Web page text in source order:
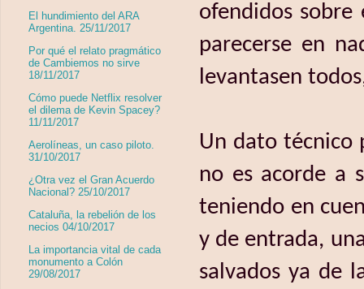
ofendidos
parecerse en
levantasen
Un dato técnico
no es acorde a
teniendo en
y de entrada,
salvados ya de
El hundimiento del ARA
Argentina. 25/11/2017
Por qué el relato pragmático
de Cambiemos no sirve
18/11/2017
Cómo puede Netflix resolver
el dilema de Kevin Spacey?
11/11/2017
Aerolíneas, un caso piloto.
31/10/2017
¿Otra vez el Gran Acuerdo
Nacional? 25/10/2017
Cataluña, la rebelión de los
necios 04/10/2017
La importancia vital de cada
monumento a Colón
29/08/2017